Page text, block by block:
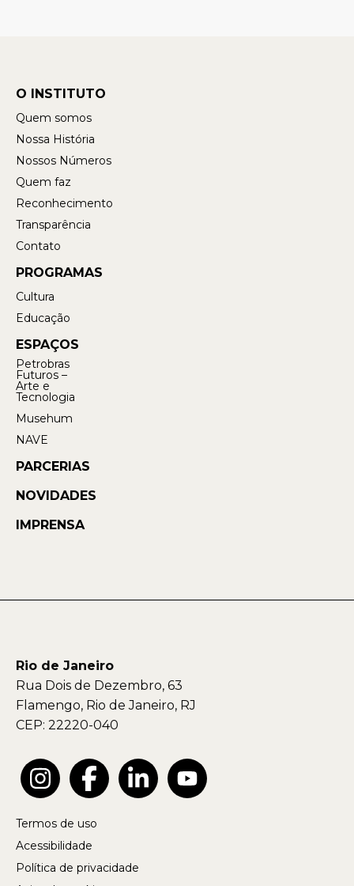
O INSTITUTO
Quem somos
Nossa História
Nossos Números
Quem faz
Reconhecimento
Transparência
Contato
PROGRAMAS
Cultura
Educação
ESPAÇOS
Petrobras
Futuros –
Arte e
Tecnologia
Musehum
NAVE
PARCERIAS
NOVIDADES
IMPRENSA
Rio de Janeiro
Rua Dois de Dezembro, 63
Flamengo, Rio de Janeiro, RJ
CEP: 22220-040
Termos de uso
Acessibilidade
Política de privacidade